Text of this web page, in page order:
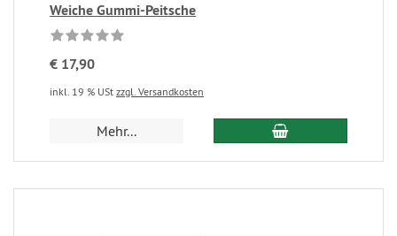
Weiche Gummi-Peitsche
€ 17,90
inkl. 19 % USt zzgl. Versandkosten
Mehr...